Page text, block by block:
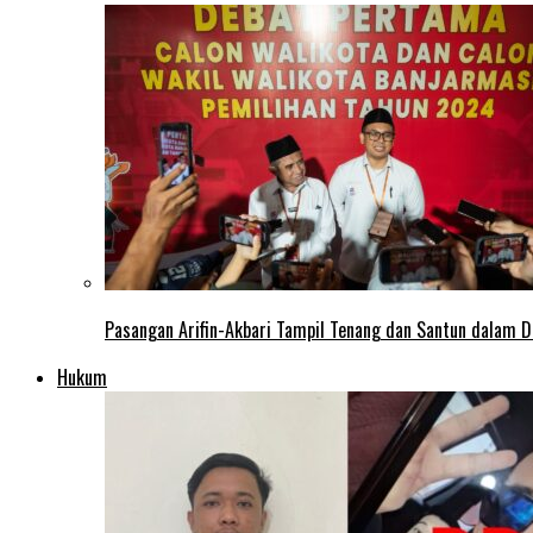
Pasangan Arifin-Akbari Tampil Tenang dan Santun dalam
Hukum